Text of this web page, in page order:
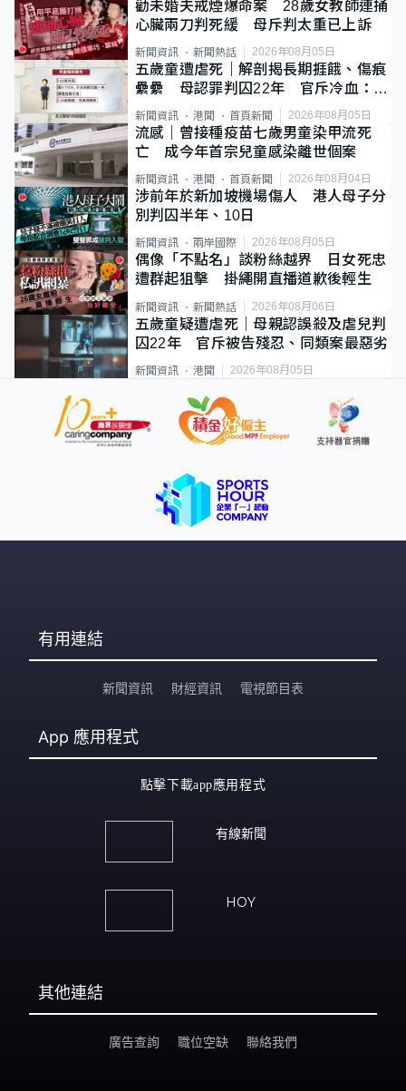
勸未婚夫戒煙爆命案 28歲女教師連捅
心臟兩刀判死緩 母斥判太重已上訴
新聞資訊 新聞熱話 2026年08月05日
五歲童遭虐死｜解剖揭長期捱餓、傷痕
纍纍 母認罪判囚22年 官斥冷血：同
類案最惡劣
新聞資訊 港聞 首頁新聞 2026年08月05日
流感｜曾接種疫苗七歲男童染甲流死
亡 成今年首宗兒童感染離世個案
新聞資訊 港聞 首頁新聞 2026年08月04日
涉前年於新加坡機場傷人 港人母子分
別判囚半年、10日
新聞資訊 兩岸國際 2026年08月05日
偶像「不點名」談粉絲越界 日女死忠
遭群起狙擊 掛繩開直播道歉後輕生
新聞資訊 新聞熱話 2026年08月06日
五歲童疑遭虐死｜母親認誤殺及虐兒判
囚22年 官斥被告殘忍、同類案最惡劣
新聞資訊 港聞 2026年08月05日
有用連結
新聞資訊 財經資訊 電視節目表
App 應用程式
點擊下載app應用程式
有線新聞
HOY
其他連結
廣告查詢 職位空缺 聯絡我們